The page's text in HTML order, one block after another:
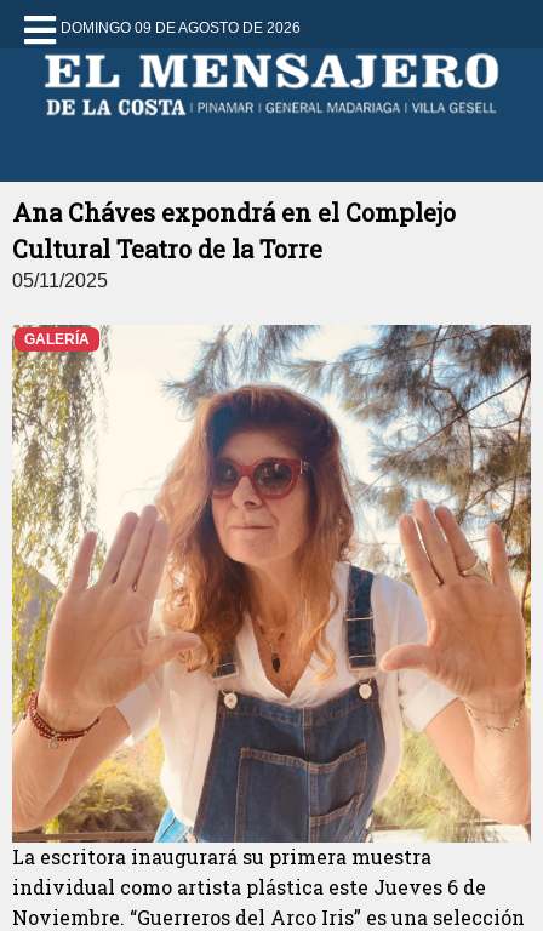
DOMINGO 09 DE AGOSTO DE 2026
Ana Cháves expondrá en el Complejo
Cultural Teatro de la Torre
05/11/2025
GALERÍA
La escritora inaugurará su primera muestra
individual como artista plástica este Jueves 6 de
Noviembre. “Guerreros del Arco Iris” es una selección